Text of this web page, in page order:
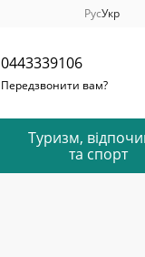
РусУкр
0443339106
Передзвонити вам?
Туризм,
та спорт